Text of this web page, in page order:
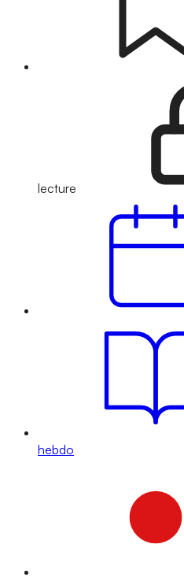
lecture
hebdo